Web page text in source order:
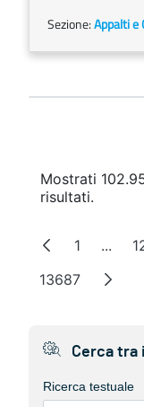
Sezione:Appalti
Mostrati
risultati.
Pagina
1 ...
Pagina
13687
Cerca tra
Ricerca testuale